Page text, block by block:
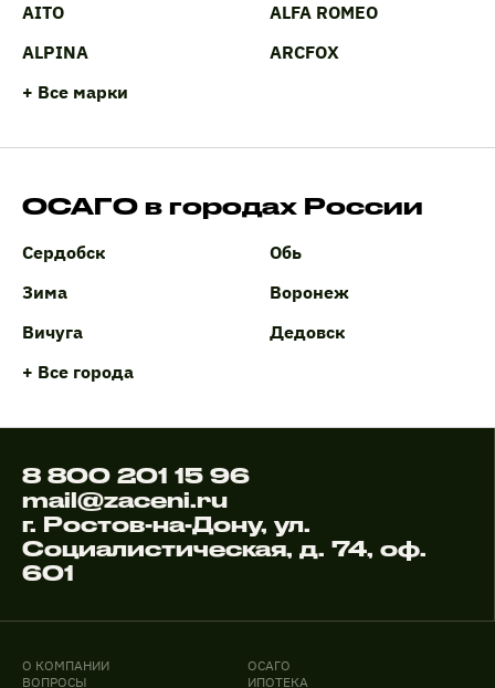
AITO
ALFA ROMEO
ALPINA
ARCFOX
+ Все марки
ОСАГО в городах России
Сердобск
Обь
Зима
Воронеж
Вичуга
Дедовск
+ Все города
8 800 201 15 96
mail@zaceni.ru
г. Ростов-на-Дону, ул.
Социалистическая, д. 74, оф.
601
О КОМПАНИИ
ВОПРОСЫ
ОСАГО
ИПОТЕКА